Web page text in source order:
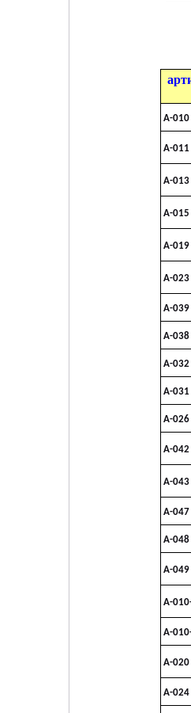
A-010
A-011
A-013
A-015
A-019
A-023
A-039
A-038
A-032
A-031
A-026
A-042
A-043
A-047
A-048
A-049
A-
A-
A-020
A-024